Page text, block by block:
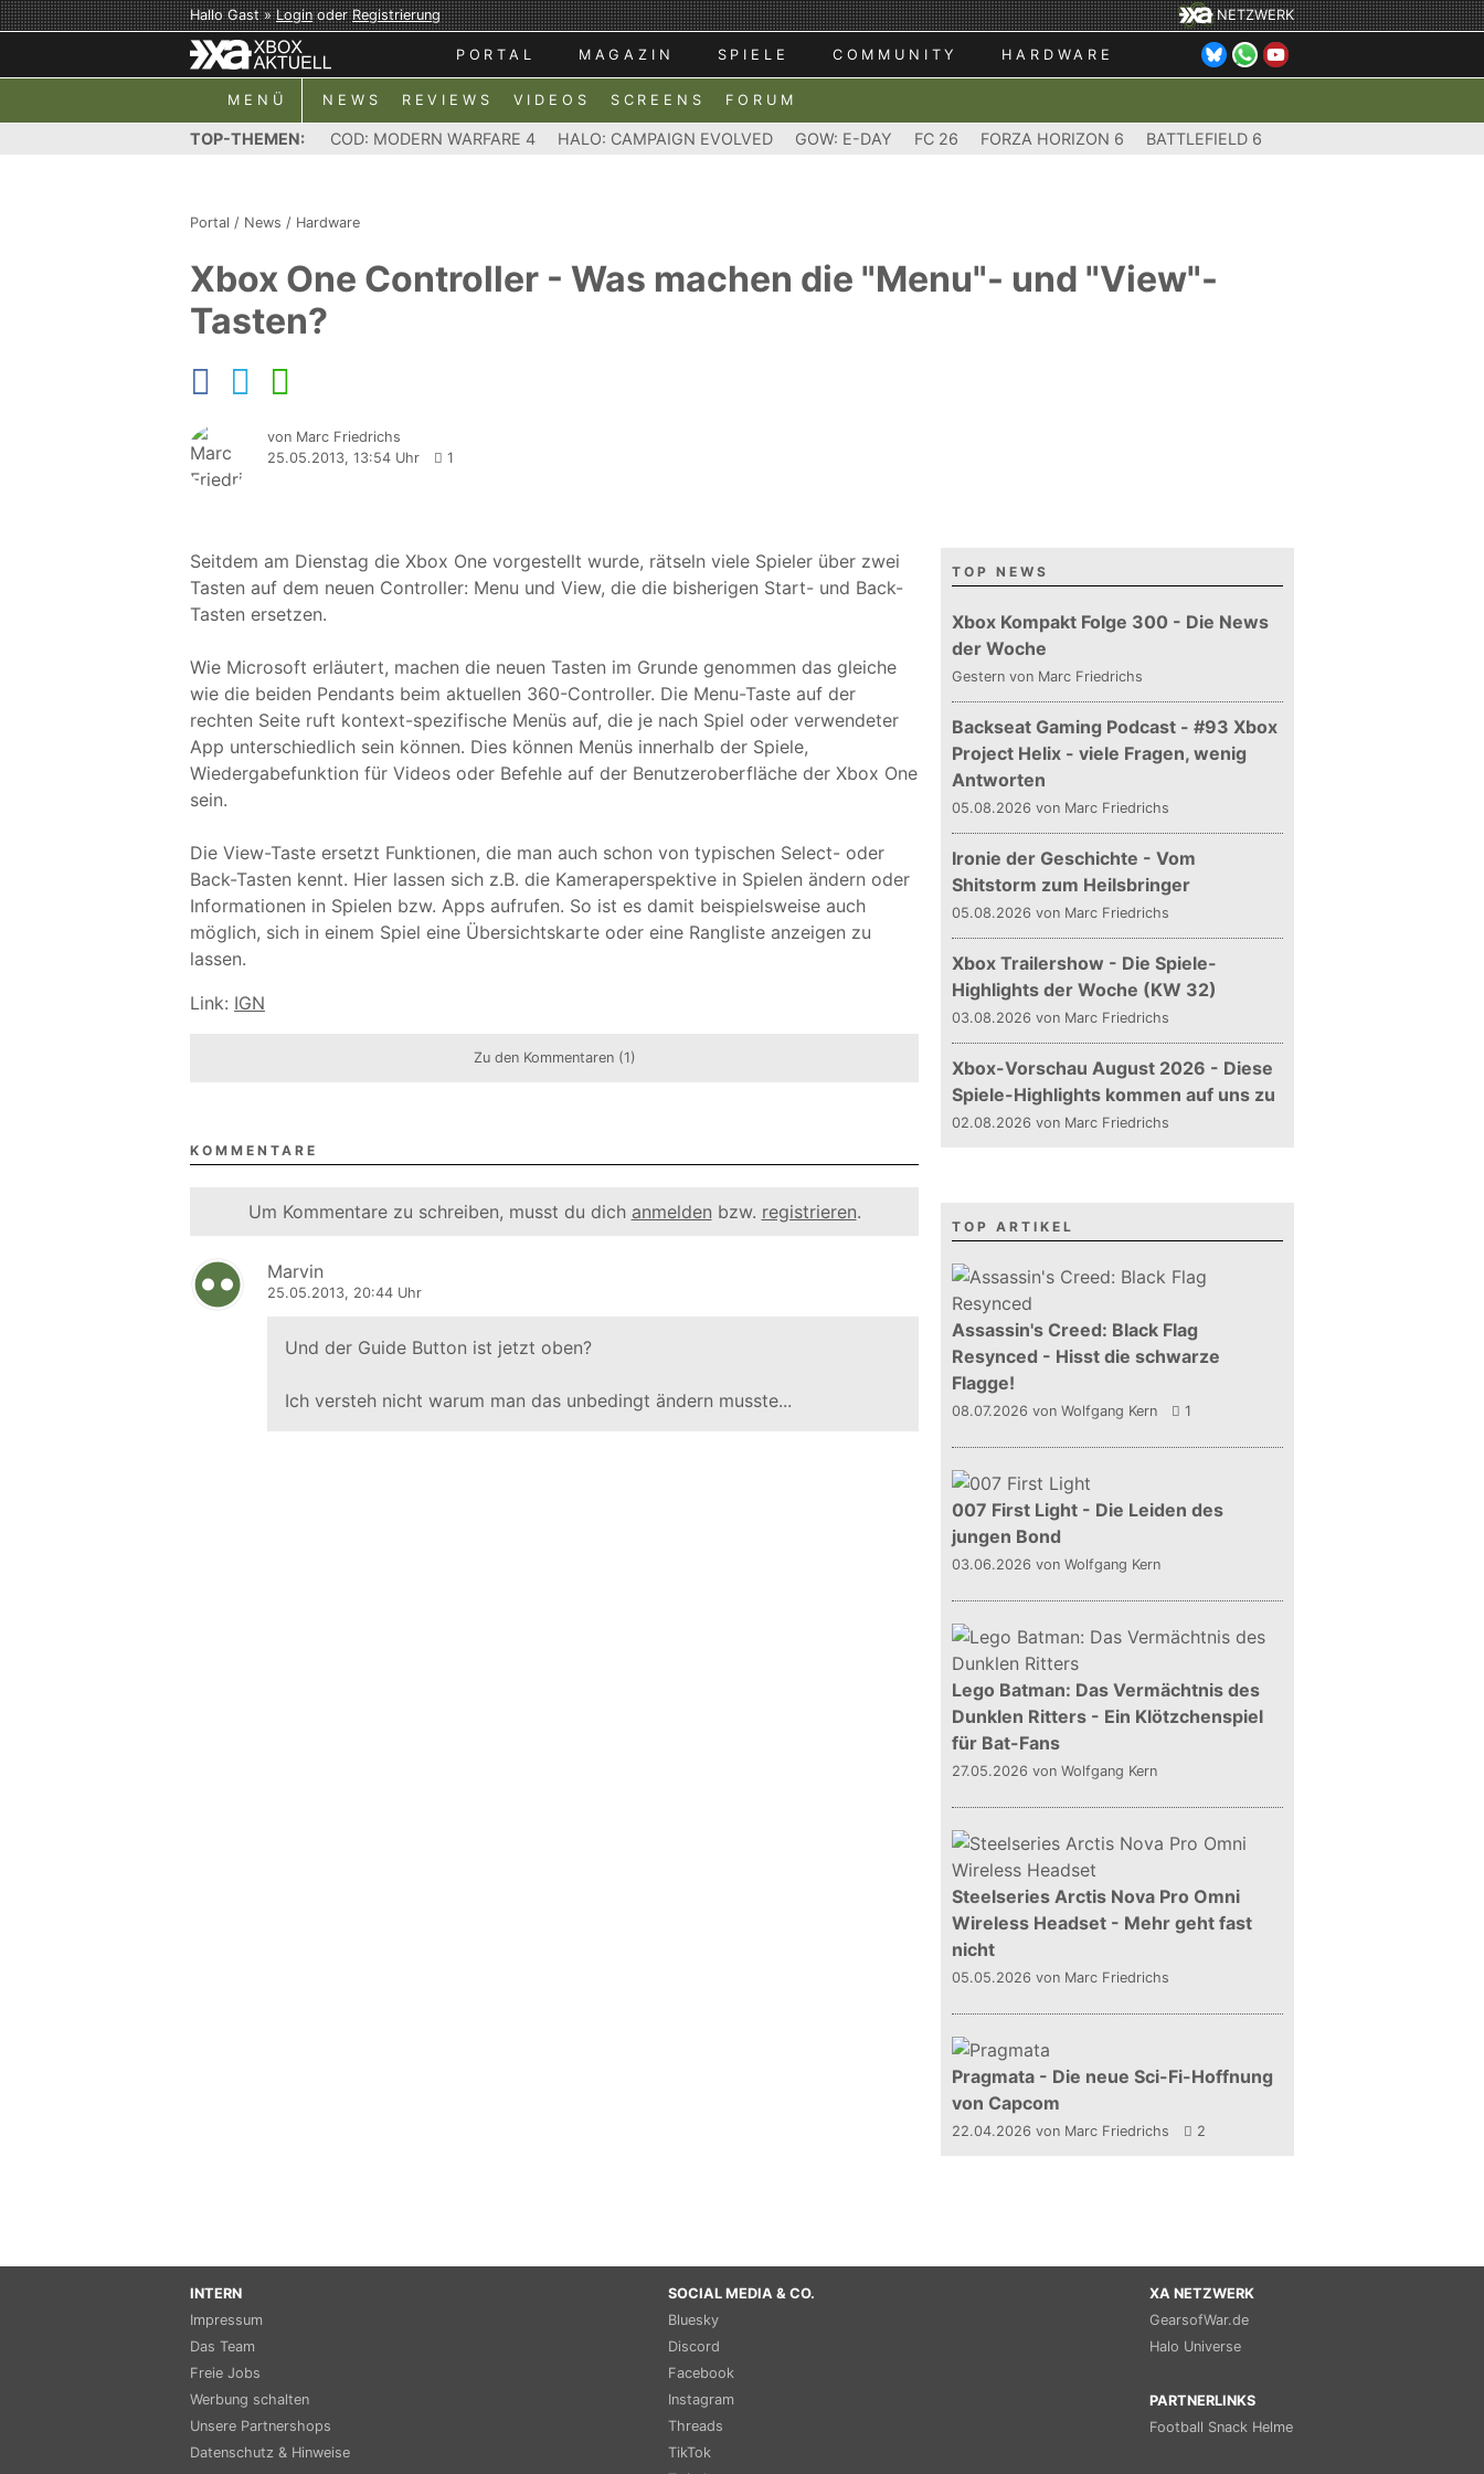
Hallo Gast »LoginoderRegistrierung NETZWERK
PORTAL MAGAZIN SPIELE COMMUNITY HARDWARE
MENÜ NEWS REVIEWS VIDEOS SCREENS FORUM
TOP-THEMEN: COD: MODERN WARFARE 4 HALO: CAMPAIGN EVOLVED GOW: E-DAY FC 26 FORZA HORIZON 6 BATTLEFIELD 6
Portal / News / Hardware
Xbox One Controller - Was machen die "Menu"- und "View"-
Tasten?
von Marc Friedrichs
25.05.2013, 13:54 Uhr
1
Seitdem am Dienstag die Xbox One vorgestellt wurde, rätseln viele Spieler über zwei
Tasten auf dem neuen Controller: Menu und View, die die bisherigen Start- und Back-
Tasten ersetzen.
Wie Microsoft erläutert, machen die neuen Tasten im Grunde genommen das gleiche
wie die beiden Pendants beim aktuellen 360-Controller. Die Menu-Taste auf der
rechten Seite ruft kontext-spezifische Menüs auf, die je nach Spiel oder verwendeter
App unterschiedlich sein können. Dies können Menüs innerhalb der Spiele,
Wiedergabefunktion für Videos oder Befehle auf der Benutzeroberfläche der Xbox One
sein.
Die View-Taste ersetzt Funktionen, die man auch schon von typischen Select- oder
Back-Tasten kennt. Hier lassen sich z.B. die Kameraperspektive in Spielen ändern oder
Informationen in Spielen bzw. Apps aufrufen. So ist es damit beispielsweise auch
möglich, sich in einem Spiel eine Übersichtskarte oder eine Rangliste anzeigen zu
lassen.
Link: IGN
Zu den Kommentaren (1)
KOMMENTARE
Um Kommentare zu schreiben, musst du dich anmelden bzw. registrieren.
Marvin
25.05.2013, 20:44 Uhr
Und der Guide Button ist jetzt oben?
Ich versteh nicht warum man das unbedingt ändern musste...
TOP NEWS
Xbox Kompakt Folge 300 - Die News
der Woche
Gestern von Marc Friedrichs
Backseat Gaming Podcast - #93 Xbox
Project Helix - viele Fragen, wenig
Antworten
05.08.2026 von Marc Friedrichs
Ironie der Geschichte - Vom
Shitstorm zum Heilsbringer
05.08.2026 von Marc Friedrichs
Xbox Trailershow - Die Spiele-
Highlights der Woche (KW 32)
03.08.2026 von Marc Friedrichs
Xbox-Vorschau August 2026 - Diese
Spiele-Highlights kommen auf uns zu
02.08.2026 von Marc Friedrichs
TOP ARTIKEL
Assassin's Creed: Black Flag
Resynced - Hisst die schwarze
Flagge!
08.07.2026 von Wolfgang Kern 1
007 First Light - Die Leiden des
jungen Bond
03.06.2026 von Wolfgang Kern
Lego Batman: Das Vermächtnis des
Dunklen Ritters - Ein Klötzchenspiel
für Bat-Fans
27.05.2026 von Wolfgang Kern
Steelseries Arctis Nova Pro Omni
Wireless Headset - Mehr geht fast
nicht
05.05.2026 von Marc Friedrichs
Pragmata - Die neue Sci-Fi-Hoffnung
von Capcom
22.04.2026 von Marc Friedrichs 2
INTERN
Impressum
Das Team
Freie Jobs
Werbung schalten
Unsere Partnershops
Datenschutz & Hinweise
SOCIAL MEDIA & CO.
Bluesky
Discord
Facebook
Instagram
Threads
TikTok
XA NETZWERK
GearsofWar.de
Halo Universe
PARTNERLINKS
Football Snack Helme